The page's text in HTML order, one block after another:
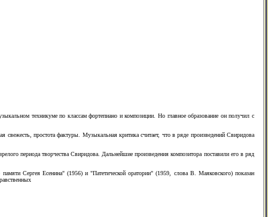
техникуме по классам фортепиано и композиции. Но главное образование он получил с
простота фактуры. Музыкальная критика считает, что в ряде произведений Свиридова
периода творчества Свиридова. Дальнейшие произведения композитора поставили его в ряд
Сергея Есенина" (1956) и "Патетической оратории" (1959, слова В. Маяковского) показан